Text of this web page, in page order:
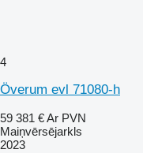
4
Överum evl 71080-h
59 381 €Ar PVN
Maiņvērsējarkls
2023